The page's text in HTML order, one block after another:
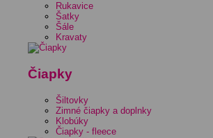
Rukavice
Šatky
Šále
Kravaty
Čiapky
Šiltovky
Zimné čiapky a doplnky
Klobúky
Čiapky - fleece